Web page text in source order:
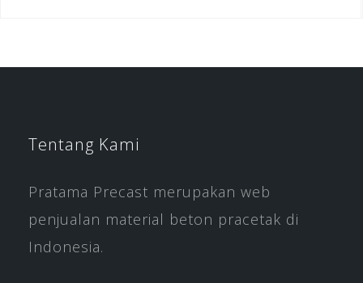
Tentang Kami
Pratama Precast merupakan web
penjualan material beton pracetak di
Indonesia.